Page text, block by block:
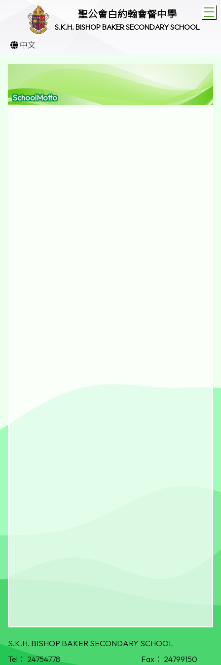
聖公會白約翰會督中學
S.K.H. BISHOP BAKER SECONDARY SCHOOL
中文
SchoolMotto
S.K.H. BISHOP BAKER SECONDARY SCHOOL
Tel： 24754778 Fax： 24799150